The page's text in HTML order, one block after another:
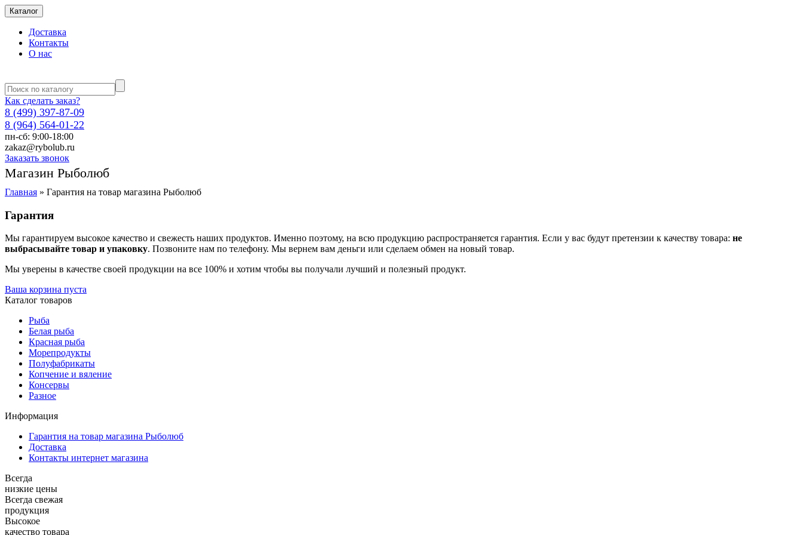
Каталог
Доставка
Контакты
О нас
Как сделать заказ?
8 (499) 397-87-09
8 (964) 564-01-22
пн-сб: 9:00-18:00
zakaz@rybolub.ru
Заказать звонок
Магазин Рыболюб
Главная » Гарантия на товар магазина Рыболюб
Гарантия
Мы гарантируем высокое качество и свежесть наших продуктов. Именно поэтому, на всю продукцию распространяется гарантия. Если у вас будут претензии к качеству товара: не
выбрасывайте товар и упаковку. Позвоните нам по телефону. Мы вернем вам деньги или сделаем обмен на новый товар.
Мы уверены в качестве своей продукции на все 100% и хотим чтобы вы получали лучший и полезный продукт.
Ваша корзина пуста
Каталог товаров
Рыба
Белая рыба
Красная рыба
Морепродукты
Полуфабрикаты
Копчение и вяление
Консервы
Разное
Информация
Гарантия на товар магазина Рыболюб
Доставка
Контакты интернет магазина
Всегда
низкие цены
Всегда свежая
продукция
Высокое
качество товара